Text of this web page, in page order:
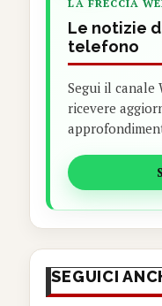
LA FRECCIA
Le notizie
telefono
Segui il canale
ricevere
SEGUICI